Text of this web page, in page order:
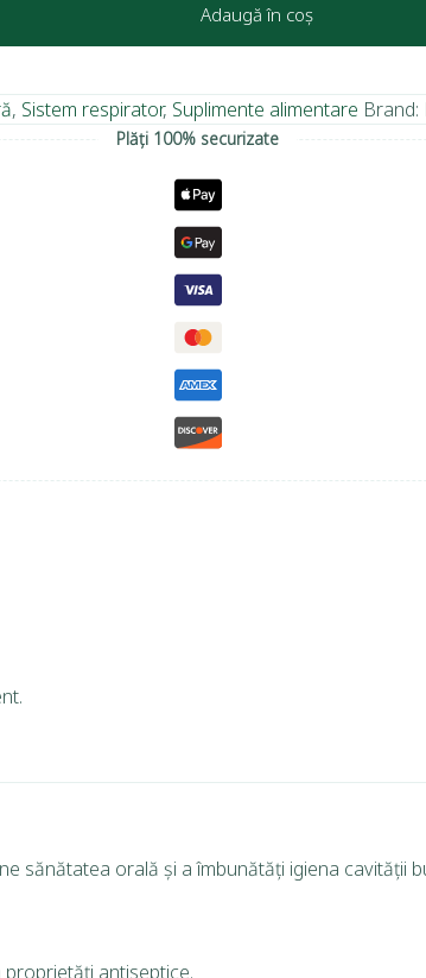
Adaugă în coș
, Sistem respirator, Suplimente alimentare Brand:
Plăți 100% securizate
sănătatea orală și a îmbunătăți igiena cavității
antiseptice.